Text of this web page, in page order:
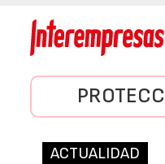
ACTUALIDAD